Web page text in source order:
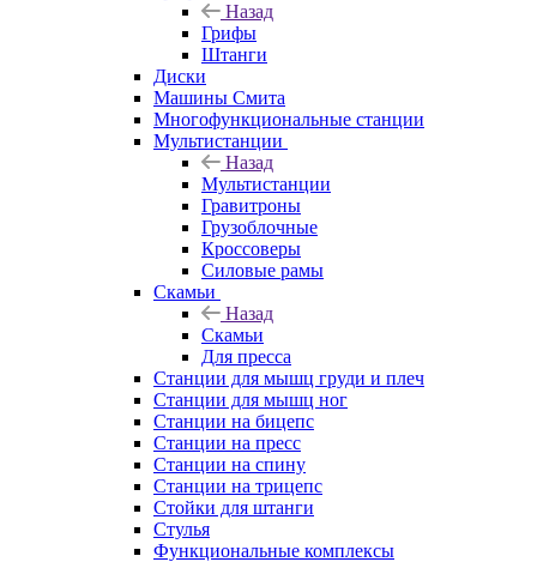
Назад
Грифы
Штанги
Диски
Машины Смита
Многофункциональные станции
Мультистанции
Назад
Мультистанции
Гравитроны
Грузоблочные
Кроссоверы
Силовые рамы
Скамьи
Назад
Скамьи
Для пресса
Станции для мышц груди и плеч
Станции для мышц ног
Станции на бицепс
Станции на пресс
Станции на спину
Станции на трицепс
Стойки для штанги
Стулья
Функциональные комплексы